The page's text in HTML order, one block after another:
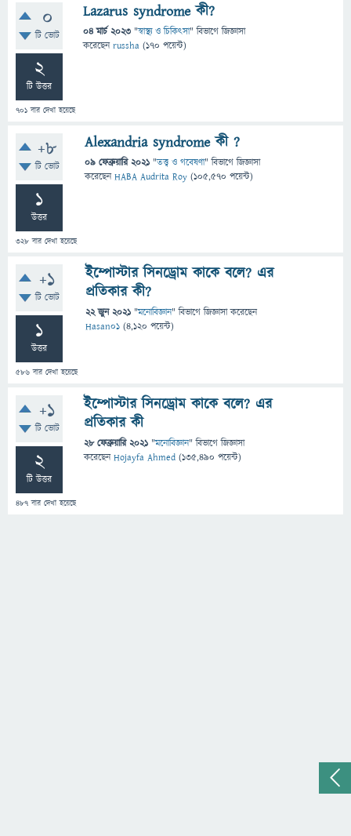
0
টি ভোট
2
টি উত্তর
701 বার দেখা হয়েছে
Lazarus syndrome কী?
04 মার্চ 2023 "স্বাস্থ্য ও চিকিৎসা" বিভাগে জিজ্ঞাসা
করেছেনrussha (170 পয়েন্ট)
+8
টি ভোট
1
উত্তর
328 বার দেখা হয়েছে
Alexandria syndrome কী ?
09 ফেব্রুয়ারি 2021 "তত্ত্ব ও গবেষণা" বিভাগে জিজ্ঞাসা
করেছেনHABA Audrita Roy (105,570 পয়েন্ট)
+1
টি ভোট
1
উত্তর
586 বার দেখা হয়েছে
ইম্পোস্টার সিনড্রোম কাকে বলে? এর
প্রতিকার কী?
22 জুন 2021 "মনোবিজ্ঞান" বিভাগে জিজ্ঞাসাকরেছেন
Hasan01 (4,120 পয়েন্ট)
+1
টি ভোট
2
টি উত্তর
487 বার দেখা হয়েছে
ইম্পোস্টার সিনড্রোম কাকে বলে? এর
প্রতিকার কী
28 ফেব্রুয়ারি 2021 "মনোবিজ্ঞান" বিভাগে জিজ্ঞাসা
করেছেনHojayfa Ahmed (135,490 পয়েন্ট)